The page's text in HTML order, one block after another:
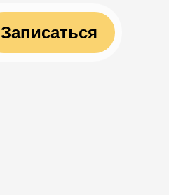
Записаться